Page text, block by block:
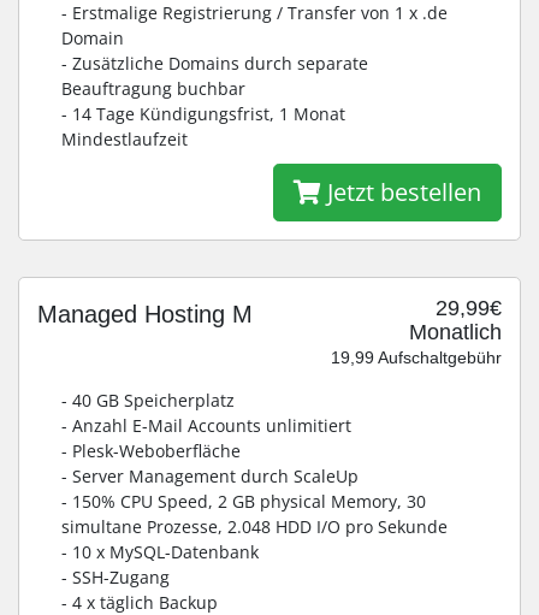
- Erstmalige Registrierung / Transfer von 1 x .de
Domain
- Zusätzliche Domains durch separate
Beauftragung buchbar
- 14 Tage Kündigungsfrist, 1 Monat
Mindestlaufzeit
Jetzt bestellen
29,99€
Monatlich
19,99 Aufschaltgebühr
Managed Hosting M
- 40 GB Speicherplatz
- Anzahl E-Mail Accounts unlimitiert
- Plesk-Weboberfläche
- Server Management durch ScaleUp
- 150% CPU Speed, 2 GB physical Memory, 30
simultane Prozesse, 2.048 HDD I/O pro Sekunde
- 10 x MySQL-Datenbank
- SSH-Zugang
- 4 x täglich Backup